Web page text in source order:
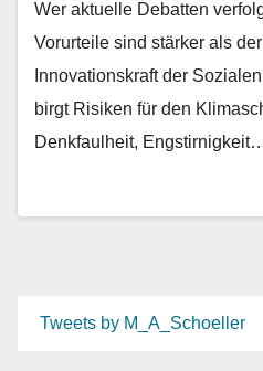
Wer aktuelle Debatten
Vorurteile sind stärker als
Innovationskraft der
birgt Risiken für den
Denkfaulheit,
Tweets by M_A_Schoeller